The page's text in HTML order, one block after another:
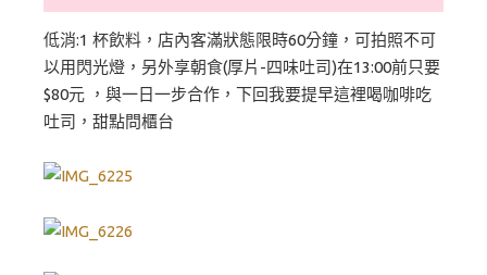
低消:1 杯飲料，店內客滿狀態限時60分鐘，可拍照不可
以用閃光燈，另外享朝食(厚片-四味吐司)在13:00前只要
$80元 ，與一日一步合作，下回我要提早這裡喝咖啡吃
吐司，甜點問櫃台